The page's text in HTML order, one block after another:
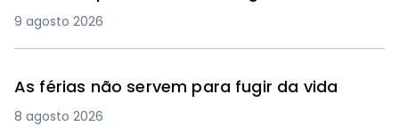
9 agosto 2026
As férias não servem para fugir da vida
8 agosto 2026